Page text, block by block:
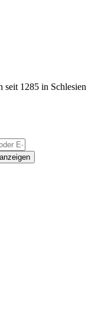
1285 in Schlesien